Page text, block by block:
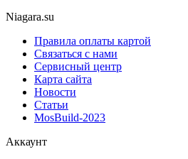
Niagara.su
Правила оплаты картой
Связаться с нами
Сервисный центр
Карта сайта
Новости
Статьи
MosBuild-2023
Аккаунт